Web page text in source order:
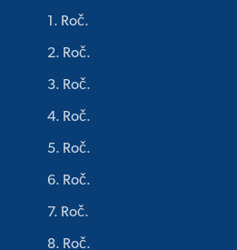
1. Roč.
2. Roč.
3. Roč.
4. Roč.
5. Roč.
6. Roč.
7. Roč.
8. Roč.